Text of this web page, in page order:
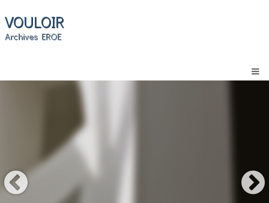
VOULOIR
Archives EROE